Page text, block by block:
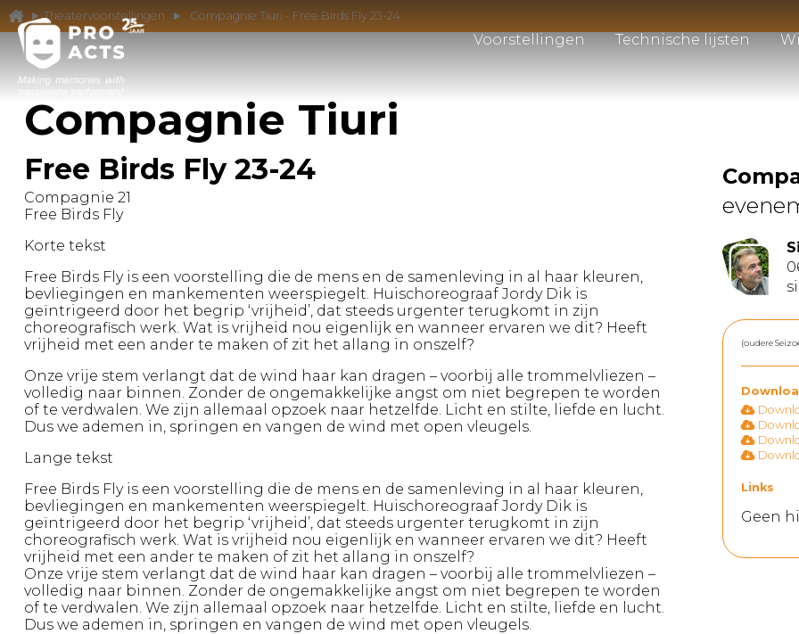
Voorstellingen Technische lijsten
Theatervoorstellingen Compagnie Tiuri - Free Birds Fly 23-24
Compagnie Tiuri
Free Birds Fly 23-24
Compagnie 21
Free Birds Fly
Korte tekst
Free Birds Fly is een voorstelling die de mens en de samenleving in al haar kleuren,
bevliegingen en mankementen weerspiegelt. Huischoreograaf Jordy Dik is
geïntrigeerd door het begrip ‘vrijheid’, dat steeds urgenter terugkomt in zijn
choreografisch werk. Wat is vrijheid nou eigenlijk en wanneer ervaren we dit? Heeft
vrijheid met een ander te maken of zit het allang in onszelf?
Onze vrije stem verlangt dat de wind haar kan dragen – voorbij alle trommelvliezen –
volledig naar binnen. Zonder de ongemakkelijke angst om niet begrepen te worden
of te verdwalen. We zijn allemaal opzoek naar hetzelfde. Licht en stilte, liefde en lucht.
Dus we ademen in, springen en vangen de wind met open vleugels.
Lange tekst
Free Birds Fly is een voorstelling die de mens en de samenleving in al haar kleuren,
bevliegingen en mankementen weerspiegelt. Huischoreograaf Jordy Dik is
geïntrigeerd door het begrip ‘vrijheid’, dat steeds urgenter terugkomt in zijn
choreografisch werk. Wat is vrijheid nou eigenlijk en wanneer ervaren we dit? Heeft
vrijheid met een ander te maken of zit het allang in onszelf?
Onze vrije stem verlangt dat de wind haar kan dragen – voorbij alle trommelvliezen –
volledig naar binnen. Zonder de ongemakkelijke angst om niet begrepen te worden
of te verdwalen. We zijn allemaal opzoek naar hetzelfde. Licht en stilte, liefde en lucht.
Dus we ademen in, springen en vangen de wind met open vleugels.
(oudere
Links
Geen